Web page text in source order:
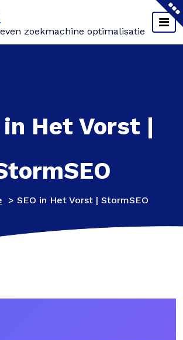
zoekmachine optimalisatie
in Het Vorst |
> SEO in Het Vorst | StormSEO